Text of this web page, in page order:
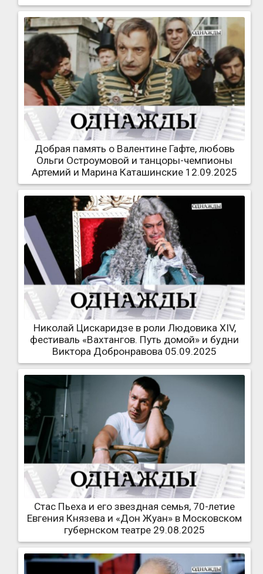
Добрая память о Валентине Гафте, любовь
Ольги Остроумовой и танцоры-чемпионы
Артемий и Марина Каташинские 12.09.2025
Николай Цискаридзе в роли Людовика XIV,
фестиваль «Вахтангов. Путь домой» и будни
Виктора Добронравова 05.09.2025
Стас Пьеха и его звездная семья, 70-летие
Евгения Князева и «Дон Жуан» в Московском
губернском театре 29.08.2025